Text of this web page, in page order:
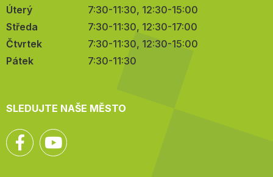
Úterý
7:30-11:30, 12:30-15:00
Středa
7:30-11:30, 12:30-17:00
Čtvrtek
7:30-11:30, 12:30-15:00
Pátek
7:30-11:30
SLEDUJTE NAŠE MĚSTO
Facebook